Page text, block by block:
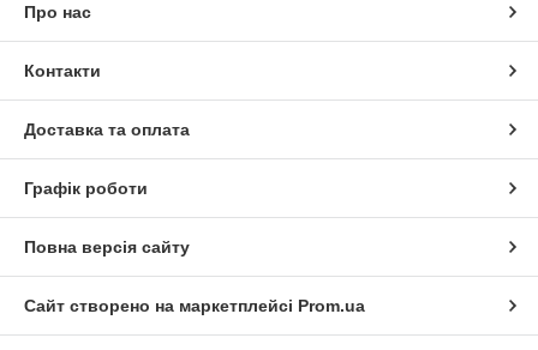
Про нас
Контакти
Доставка та оплата
Графік роботи
Повна версія сайту
Сайт створено на маркетплейсі Prom.ua